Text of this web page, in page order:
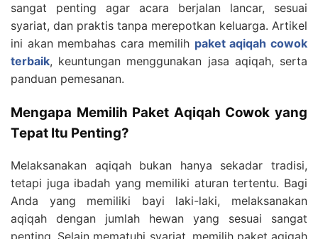
sangat penting agar acara berjalan lancar, sesuai
syariat, dan praktis tanpa merepotkan keluarga. Artikel
ini akan membahas cara memilih paket aqiqah cowok
terbaik, keuntungan menggunakan jasa aqiqah, serta
panduan pemesanan.
Mengapa Memilih Paket Aqiqah Cowok yang
Tepat Itu Penting?
Melaksanakan aqiqah bukan hanya sekadar tradisi,
tetapi juga ibadah yang memiliki aturan tertentu. Bagi
Anda yang memiliki bayi laki-laki, melaksanakan
aqiqah dengan jumlah hewan yang sesuai sangat
penting. Selain mematuhi syariat, memilih paket aqiqah